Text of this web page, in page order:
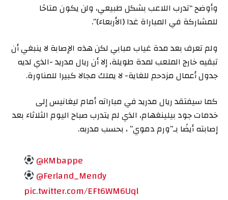
وأوضح “تدرب اللاعب بشكل طبيعي، ولن يكون متاحًا
للمشاركة في المباراة غدا (الأربعاء)”.
ولم تعرف بعد مدة غياب مبابي لكن هذه الإصابة لا ينبغي أن
تبقيه خارج الملعب لمدة طويلة، إلا أن ريال مدريد -الذي لديه
جدول أعمال مزدحم للغاية- لا يملك مجالا كبيرا للمناورة.
كما سيفتقد ريال مدريد في مباراته أمام ليغانيس إلى
خدمات جود بيلينغهام، الذي لم يتدرب صباح اليوم الثلاثاء بعد
إصابته أيضًا بـ”ورم دموي” ، بحسب مدربه.
@KMbappe
@Ferland_Mendy
pic.twitter.com/EFt6WM6Uql